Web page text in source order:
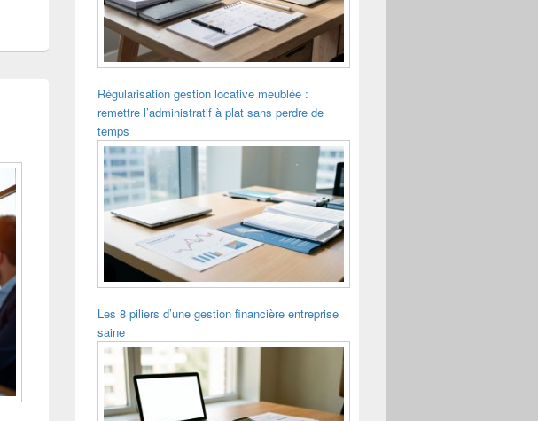
Régularisation gestion locative meublée :
remettre l’administratif à plat sans perdre de
temps
Les 8 piliers d’une gestion financière entreprise
saine